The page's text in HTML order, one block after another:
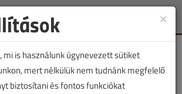
Toggle
×
mi is használunk úgynevezett sütiket
mert nélkülük nem tudnánk megfelelő
biztosítani és fontos funkciókat